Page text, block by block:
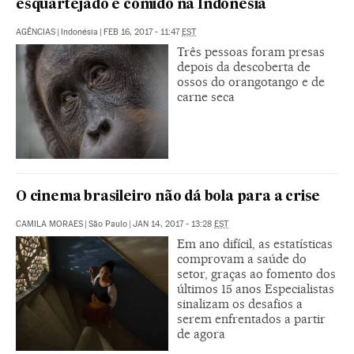
esquartejado e comido na Indonésia
AGÊNCIAS | Indonésia | FEB 16, 2017 - 11:47EST
Três pessoas foram presas
depois da descoberta de
ossos do orangotango e de
carne seca
O cinema brasileiro não dá bola para a crise
CAMILA MORAES | São Paulo | JAN 14, 2017 - 13:28 EST
Em ano difícil, as estatísticas
comprovam a saúde do
setor, graças ao fomento dos
últimos 15 anos Especialistas
sinalizam os desafios a
serem enfrentados a partir
de agora